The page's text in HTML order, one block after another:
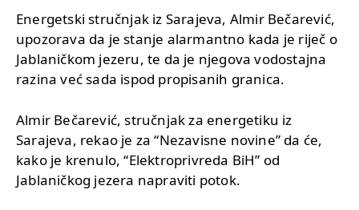
Energetski stručnjak iz Sarajeva, Almir Bečarević,
upozorava da je stanje alarmantno kada je riječ o
Jablaničkom jezeru, te da je njegova vodostajna
razina već sada ispod propisanih granica.
Almir Bečarević, stručnjak za energetiku iz
Sarajeva, rekao je za “Nezavisne novine” da će,
kako je krenulo, “Elektroprivreda BiH” od
Jablaničkog jezera napraviti potok.